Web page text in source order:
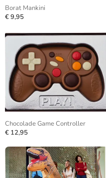
Borat Mankini
€ 9,95
Chocolade Game Controller
€ 12,95